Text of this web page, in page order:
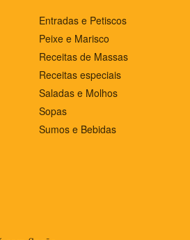
Entradas e Petiscos
Peixe e Marisco
Receitas de Massas
Receitas especiais
Saladas e Molhos
Sopas
Sumos e Bebidas